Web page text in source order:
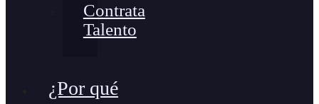
Contrata
Talento
¿Por qué